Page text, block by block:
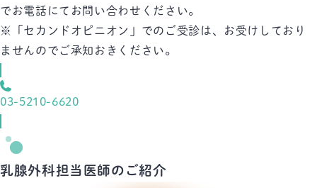
でお電話にてお問い合わせください。
※「セカンドオピニオン」でのご受診は、お受けしており
ませんのでご承知おきください。
03-5210-6620
乳腺外科担当医師のご紹介